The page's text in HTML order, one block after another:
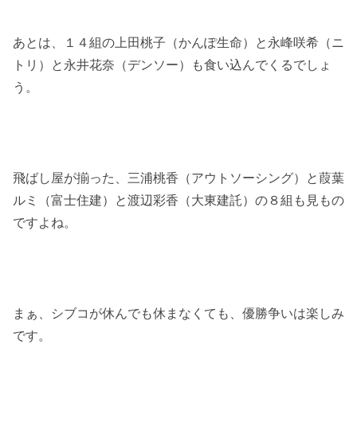
あとは、１４組の上田桃子（かんぽ生命）と永峰咲希（ニ
トリ）と永井花奈（デンソー）も食い込んでくるでしょ
う。
飛ばし屋が揃った、三浦桃香（アウトソーシング）と葭葉
ルミ（富士住建）と渡辺彩香（大東建託）の８組も見もの
ですよね。
まぁ、シブコが休んでも休まなくても、優勝争いは楽しみ
です。